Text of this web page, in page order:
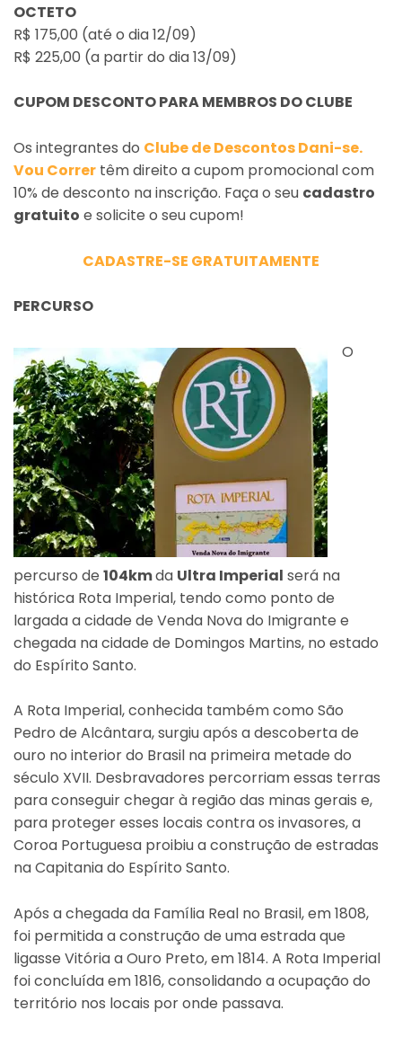
OCTETO
R$ 175,00 (até o dia 12/09)
R$ 225,00 (a partir do dia 13/09)
CUPOM DESCONTO PARA MEMBROS DO CLUBE
Os integrantes do Clube de Descontos Dani-se.
Vou Correr têm direito a cupom promocional com
10% de desconto na inscrição. Faça o seu cadastro
gratuito e solicite o seu cupom!
CADASTRE-SE GRATUITAMENTE
PERCURSO
O
percurso de 104kmda Ultra Imperial será na
histórica Rota Imperial, tendo como ponto de
largada a cidade de Venda Nova do Imigrante e
chegada na cidade de Domingos Martins, no estado
do Espírito Santo.
A Rota Imperial, conhecida também como São
Pedro de Alcântara, surgiu após a descoberta de
ouro no interior do Brasil na primeira metade do
século XVII. Desbravadores percorriam essas terras
para conseguir chegar à região das minas gerais e,
para proteger esses locais contra os invasores, a
Coroa Portuguesa proibiu a construção de estradas
na Capitania do Espírito Santo.
Após a chegada da Família Real no Brasil, em 1808,
foi permitida a construção de uma estrada que
ligasse Vitória a Ouro Preto, em 1814. A Rota Imperial
foi concluída em 1816, consolidando a ocupação do
território nos locais por onde passava.